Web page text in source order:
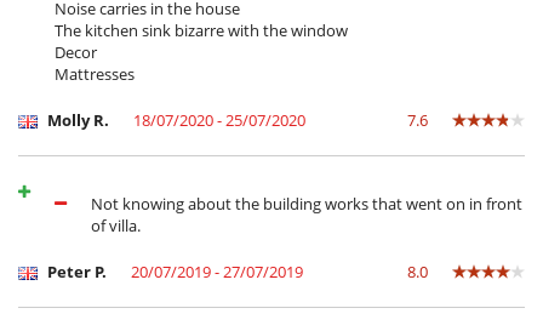
Noise carries in the house
The kitchen sink bizarre with the window
Decor
Mattresses
Molly R. 18/07/2020 - 25/07/2020 7.6
Not knowing about the building works that went on in front
of villa.
Peter P. 20/07/2019 - 27/07/2019 8.0